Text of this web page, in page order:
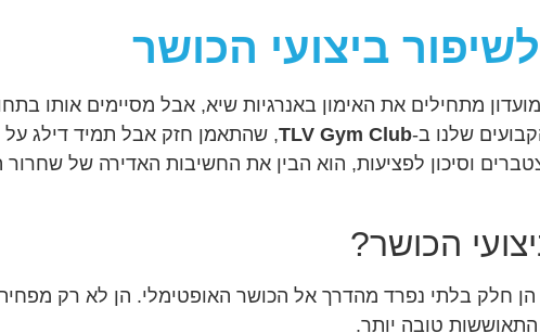
ביצועי הכושר
מתחילים את האימון באנרגיות שיא, אבל מסיימים אותו
שלנו ב-TLV Gym Club, שהתאמן חזק אבל תמיד דילג
וסיכון לפציעות, הוא הבין את החשיבות האדירה של
הכושר?
חלק בלתי נפרד מהדרך אל הכושר האופטימלי. הן לא רק
טובה יותר.